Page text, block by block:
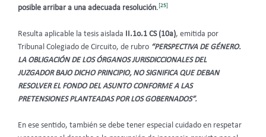
posible arribar a una adecuada resolución.[25]
Resulta aplicable la tesis aislada II.1o.1 CS (10a), emitida por
Tribunal Colegiado de Circuito, de rubro “PERSPECTIVA DE GÉNERO.
LA OBLIGACIÓN DE LOS ÓRGANOS JURISDICCIONALES DEL
JUZGADOR BAJO DICHO PRINCIPIO, NO SIGNIFICA QUE DEBAN
RESOLVER EL FONDO DEL ASUNTO CONFORME A LAS
PRETENSIONES PLANTEADAS POR LOS GOBERNADOS”.
En ese sentido, también se debe tener especial cuidado en respetar